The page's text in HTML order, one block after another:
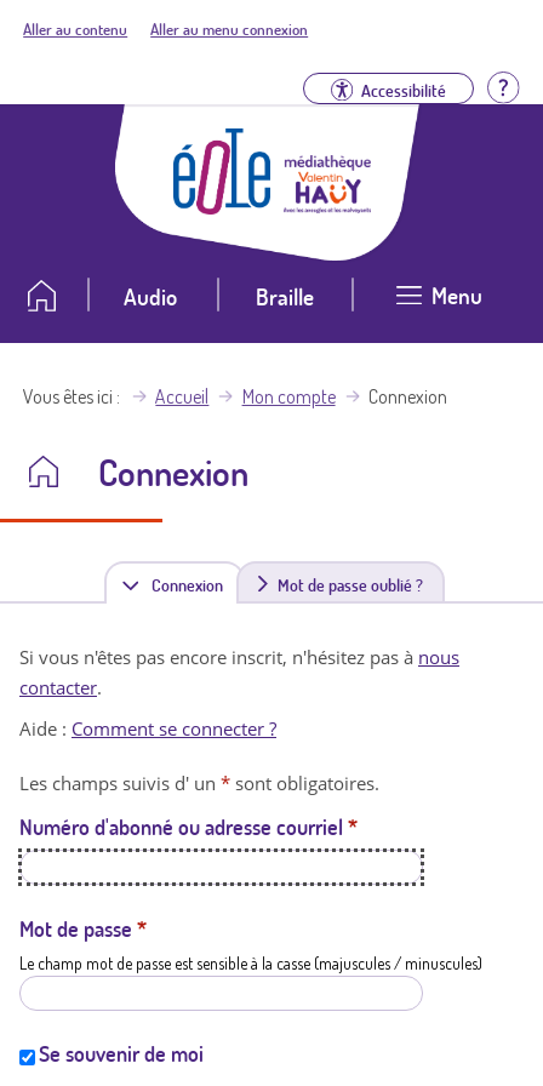
Aller au contenu Aller au menu connexion
Accessibilité
Audio Braille Menu
Vous êtes ici Accueil Mon compte Connexion
Connexion
Connexion(
n
t
a
t
i
Mot de passe oublié ?
Si vous n'êtes pas encore inscrit, n'hésitez pas à nous
contacter.
Aide : Comment se connecter ?
Les champs suivis d' un * sont obligatoires.
Numéro d'abonné ou adresse courriel *
Mot de passe *
Le champ mot de passe est sensible à la casse (majuscules / minuscules)
Se souvenir de moi